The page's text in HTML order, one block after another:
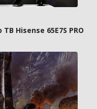
Hisense 65E7S PRO